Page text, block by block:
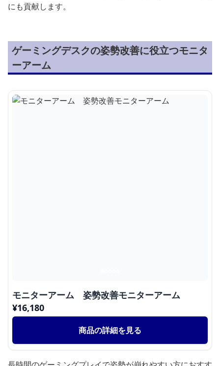
にも貢献します。
ゲーミングデスクの姿勢改善に役立つモニタ
ーアーム
モニターアーム 姿勢改善モニターアーム
¥16,180
商品の詳細を見る